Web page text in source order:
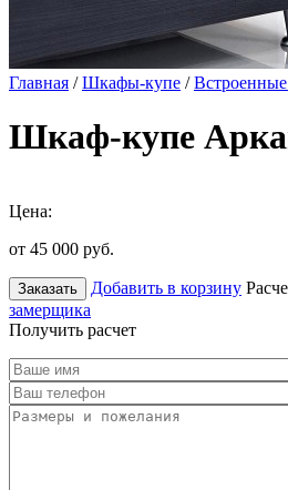
Главная /Шкафы-купе /
Шкаф-купе
Цена:
от 45 000 руб.
Заказать Добавить в корзину
замерщика
Получить расчет